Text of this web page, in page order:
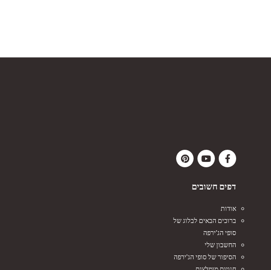
דפים חשובים
אודות
ברוכים הבאים לבלוג של
סופי הג'ירפה
החשבון שלי
הסיפור של סופי הג'ירפה